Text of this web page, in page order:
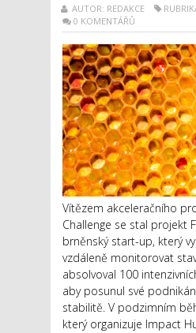
AUTOR: REDAKCE
0 KOMENTÁŘŮ
Vítězem akceleračního
Challenge se stal projekt
brněnský start-up, který
vzdáleně monitorovat
absolvoval 100
aby posunul své
stabilitě. V podzimním
který organizuje Impact